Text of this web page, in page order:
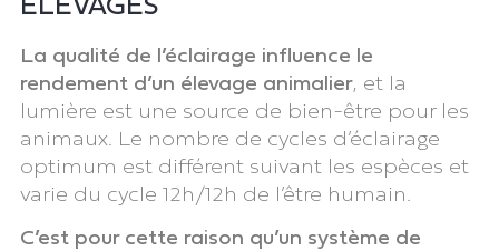
La qualité de l’éclairage influence le
rendement d’un élevage animalier, et la
lumière est une source de bien-être pour les
animaux. Le nombre de cycles d’éclairage
optimum est différent suivant les espèces et
varie du cycle 12h/12h de l’être humain.
C’est pour cette raison qu’un système de